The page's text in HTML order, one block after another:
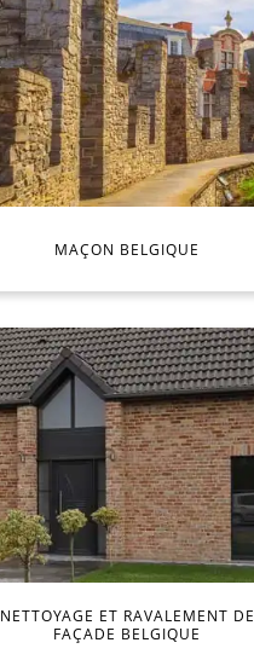
MAÇON BELGIQUE
NETTOYAGE ET RAVALEMENT DE
FAÇADE BELGIQUE